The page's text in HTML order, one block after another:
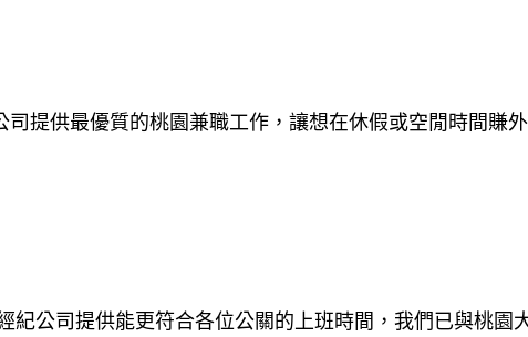
提供最優質的桃園兼職工作，讓想在休假或空閒時間賺
紀公司提供能更符合各位公關的上班時間，我們已與桃園